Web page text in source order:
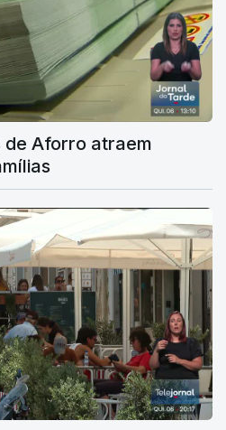
Aforro atraem